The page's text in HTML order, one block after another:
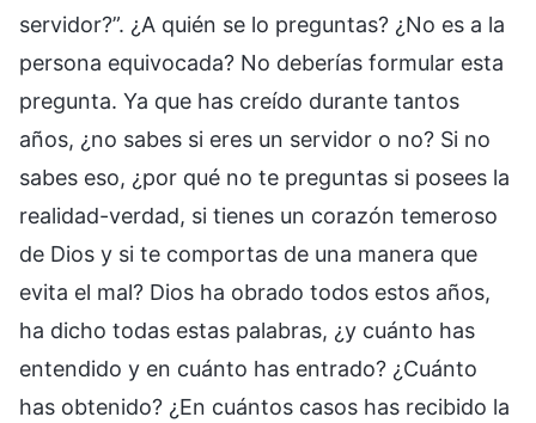
servidor?”. ¿A quién se lo preguntas? ¿No es a la
persona equivocada? No deberías formular esta
pregunta. Ya que has creído durante tantos
años, ¿no sabes si eres un servidor o no? Si no
sabes eso, ¿por qué no te preguntas si posees la
realidad-verdad, si tienes un corazón temeroso
de Dios y si te comportas de una manera que
evita el mal? Dios ha obrado todos estos años,
ha dicho todas estas palabras, ¿y cuánto has
entendido y en cuánto has entrado? ¿Cuánto
has obtenido? ¿En cuántos casos has recibido la